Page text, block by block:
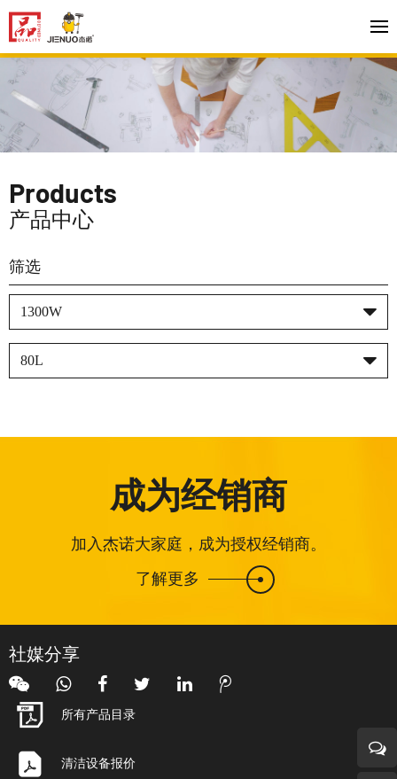
Products
产品中心
筛选
1300W
80L
成为经销商
加入杰诺大家庭，成为授权经销商。
了解更多
社媒分享
所有产品目录
清洁设备报价